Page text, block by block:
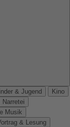
& Jugend
Kino
Narretei
Musik
& Lesung